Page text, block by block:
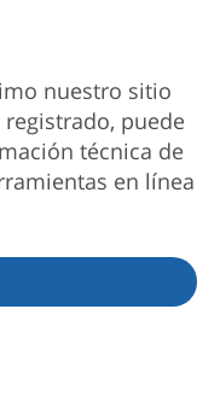
nuestro sitio
puede
técnica de
en línea